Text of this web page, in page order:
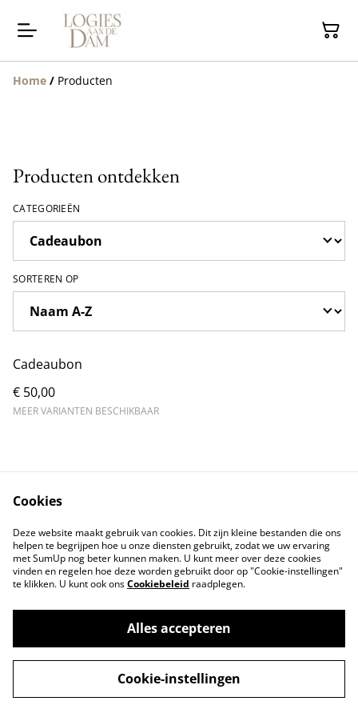
Home / Producten
Producten ontdekken
CATEGORIEËN
SORTEREN OP
Cadeaubon
€ 50,00
MEER VARIANTEN BESCHIKBAAR
Contact Us
Legal Terms
Privacy Policy
Cookie Policy
©2026LOGIES AAN DE DAM
powered by
Cookies
Deze website maakt gebruik van cookies. Dit zijn kleine bestanden die ons
helpen te begrijpen hoe u onze diensten gebruikt, zodat we uw ervaring
met SumUp nog beter kunnen maken. U kunt meer over deze cookies
vinden en regelen hoe deze worden gebruikt door op "Cookie-instellingen"
te klikken. U kunt ook onsCookiebeleid raadplegen.
Alles accepteren
Cookie-instellingen